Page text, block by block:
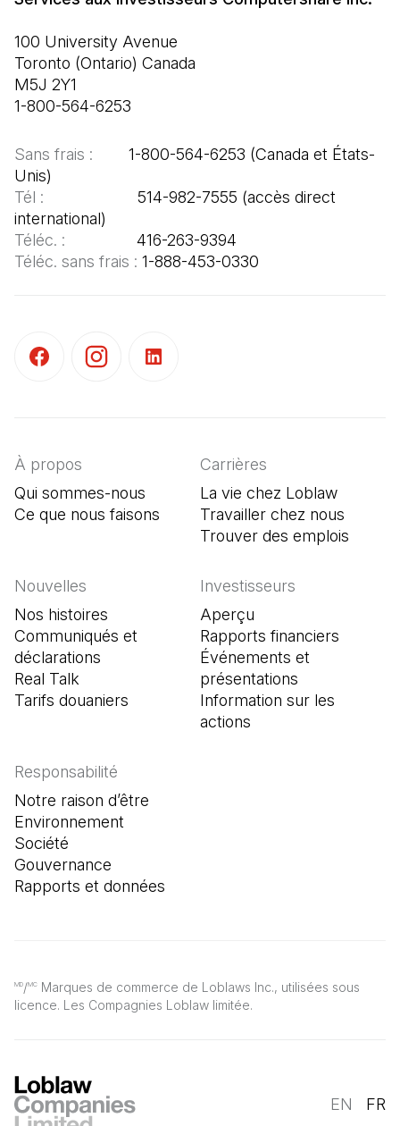
100 University Avenue
Toronto (Ontario) Canada
M5J 2Y1
1-800-564-6253
Sans frais :
      1-800-564-6253 (Canada et États-
Tél :
                   514-982-7555 (accès direct
Téléc. :
Téléc. sans frais : 1-888-453-0330
MD/MC Marques de commerce de Loblaws Inc., utilisées sous
licence. Les Compagnies Loblaw limitée.
À propos
Qui sommes-nous
Ce que nous faisons
Carrières
La vie chez Loblaw
Travailler chez nous
Trouver des emplois
Nouvelles
Nos histoires
Communiqués et
déclarations
Real Talk
Tarifs douaniers
Investisseurs
Aperçu
Rapports financiers
Événements et
présentations
Information sur les
actions
Responsabilité
Notre raison d’être
Environnement
Société
Gouvernance
Rapports et données
EN FR